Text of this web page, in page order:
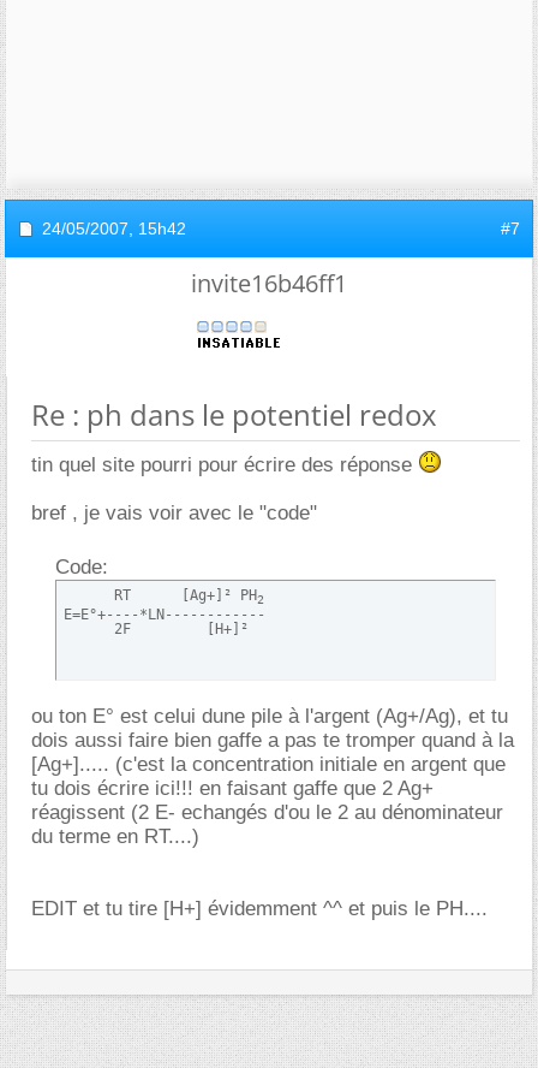
24/05/2007, 15h42 #7
invite16b46ff1
Re : ph dans le potentiel redox
tin quel site pourri pour écrire des réponse
bref , je vais voir avec le "code"
Code:
      RT      [Ag+]² PH
2
E=E°+----*LN------------
      2F         [H+]²
ou ton E° est celui dune pile à l'argent (Ag+/Ag), et tu
dois aussi faire bien gaffe a pas te tromper quand à la
[Ag+]..... (c'est la concentration initiale en argent que
tu dois écrire ici!!! en faisant gaffe que 2 Ag+
réagissent (2 E- echangés d'ou le 2 au dénominateur
du terme en RT....)
EDIT et tu tire [H+] évidemment ^^ et puis le PH....